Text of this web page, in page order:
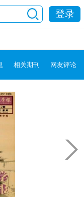
登录
相关期刊 网友评论